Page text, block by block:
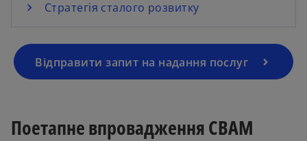
Стратегія сталого розвитку
Відправити запит на надання послуг
Поетапне впровадження CBAM